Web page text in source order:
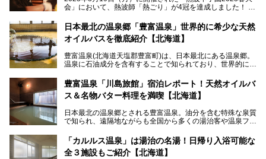
会」において、熱波師「熱ごり」が4冠を達成しました！
動拠点である北海道の銭湯「湯屋・サーモン」にて、メンズ
スキンケアブランド バルクオムの「ONE DAY KIT」を数量
限定でプレゼントいたします。
で、ぜひお試しください。※6月13日配布開始、なくなり次
第終了
───
提供元：株式会社バルクオム【PR】
この記事は株式会社バルクオム商品のPR記事です。
日本最北の温泉郷「豊富温泉」世界的に希少な天然
オイルバスを徹底紹介【北海道】
豊富温泉(北海道天塩郡豊富町)は、日本最北にある温泉郷。
温泉に石油成分を含有することで知られており、世界的にも
に特効があると言われ、遠隔地ながらも全国から湯治・療養
目的で多くの人々が訪れます。
地体験し、独自の視点で豊富温泉の“天然オイルバス”をレポ
ート。温泉地概要や日帰り入浴施設をはじめ、宿泊施設・ア
豊富温泉「川島旅館」宿泊レポート！天然オイルバ
ス＆名物バター料理を満喫【北海道】
日本最北の温泉郷とされる豊富温泉。油分を含む特殊な泉質
で知られ、遠隔地ながらも全国から多くの湯治客や温泉ファ
「川島旅館」は、豊富温泉の開湯当初から営業する老舗旅
館。とりわけ温泉の良さと名物のバター料理に定評があり、
「カルルス温泉」は湯治の名湯！日帰り入浴可能な
全３施設もご紹介【北海道】